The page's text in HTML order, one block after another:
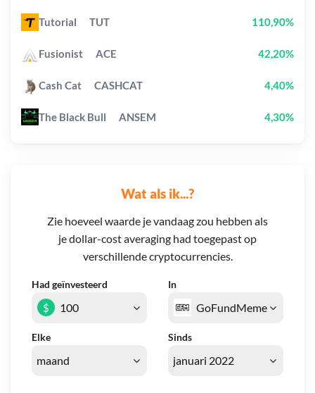
Wat als ik...?
Zie hoeveel waarde je vandaag zou hebben als
je dollar-cost averaging had toegepast op
verschillende cryptocurrencies.
Had geïnvesteerd In
Elke Sinds
$
Tutorial TUT 110,90%
Fusionist ACE 42,20%
Cash Cat CASHCAT 4,40%
The Black Bull ANSEM 4,30%